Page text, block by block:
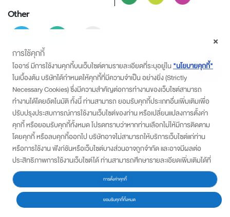
Other
Calculate Reset
การใช้คุกกี้
โออาร์ มีการใช้งานคุกกี้บนเว็บไซต์ตามรายละเอียดที่ระบุอยู่ใน"นโยบายคุกกี้"
ในเบื้องต้น บริษัทได้กำหนดให้คุกกี้ที่มีความจำเป็น อย่างยิ่ง (Strictly
Necessary Cookies) ซึ่งมีความสำคัญต่อการทำงานของเว็บไซต์สามารถ
ทำงานได้โดยอัตโนมัติ ทั้งนี้ ท่านสามารถ ยอมรับคุกกี้ประเภทอื่นเพิ่มเติมเพื่อ
ปรับปรุงประสบการณ์การใช้งานเว็บไซต์ของท่าน หรือเปลี่ยนแปลงการตั้งค่า
คุกกี้ หรือยอมรับคุกกี้ทั้งหมด โปรดทราบว่าหากท่านเลือกไม่ให้มีการติดตาม
โดยคุกกี้ หรือลบคุกกี้ออกไป บริษัทอาจไม่สามารถให้บริการเว็บไซต์แก่ท่าน
หรือการใช้งาน ฟังก์ชันหรือเว็บไซต์บางส่วนอาจถูกจำกัด และอาจมีผลต่อ
ประสิทธิภาพการใช้งานเว็บไซต์ได้ ท่านสามารถศึกษารายละเอียดเพิ่มเติมได้ที่
“ประกาศความเป็นส่วนตัว”
การตั้งค่าคุกกี้
ยอมรับคุกกี้ทั้งหมด